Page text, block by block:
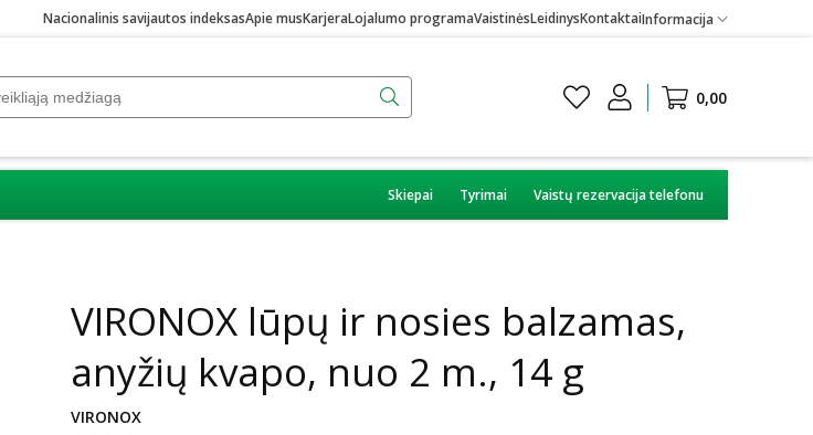
Nacionalinis savijautos indeksasApie musKarjeraLojalumo programaVaistinėsLeidinysKontaktaiInformacija
0,00
Skiepai Tyrimai Vaistų rezervacija telefonu
VIRONOX lūpų ir nosies balzamas,
anyžių kvapo, nuo 2 m., 14 g
VIRONOX